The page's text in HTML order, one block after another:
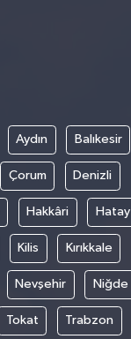
Aydın Balıkesir
Çorum Denizli
Hakkâri Hatay
Kilis Kırıkkale
Nevşehir Niğde
Tokat Trabzon